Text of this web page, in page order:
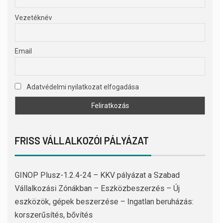
Vezetéknév
Email
Adatvédelmi nyilatkozat elfogadása
FRISS VÁLLALKOZÓI PÁLYÁZAT
GINOP Plusz-1.2.4-24 – KKV pályázat a Szabad
Vállalkozási Zónákban – Eszközbeszerzés – Új
eszközök, gépek beszerzése – Ingatlan beruházás:
korszerűsítés, bővítés